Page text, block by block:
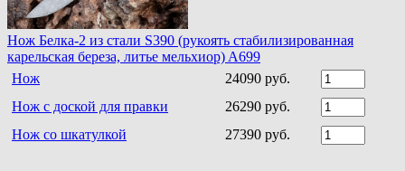
Нож Белка-2 из стали S390 (рукоять стабилизированная
карельская береза, литье мельхиор) A699
Нож
24090 руб.
Нож с доской для правки
26290 руб.
Нож со шкатулкой
27390 руб.